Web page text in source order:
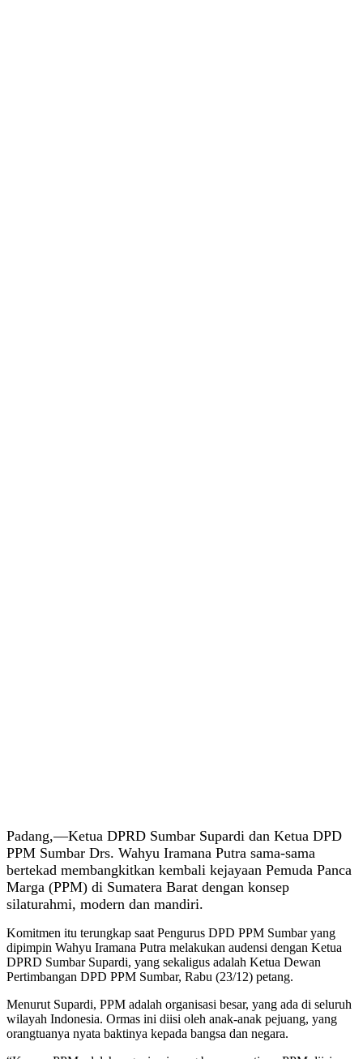
Padang,—Ketua DPRD Sumbar Supardi dan Ketua DPD
PPM Sumbar Drs. Wahyu Iramana Putra sama-sama
bertekad membangkitkan kembali kejayaan Pemuda Panca
Marga (PPM) di Sumatera Barat dengan konsep
silaturahmi, modern dan mandiri.
Komitmen itu terungkap saat Pengurus DPD PPM Sumbar yang
dipimpin Wahyu Iramana Putra melakukan audensi dengan Ketua
DPRD Sumbar Supardi, yang sekaligus adalah Ketua Dewan
Pertimbangan DPD PPM Sumbar, Rabu (23/12) petang.
Menurut Supardi, PPM adalah organisasi besar, yang ada di seluruh
wilayah Indonesia. Ormas ini diisi oleh anak-anak pejuang, yang
orangtuanya nyata baktinya kepada bangsa dan negara.